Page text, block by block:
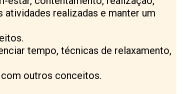
realizadas e manter um
tempo, técnicas de relaxamento,
outros conceitos.